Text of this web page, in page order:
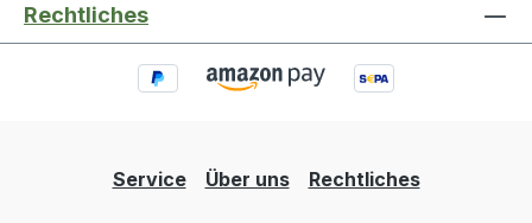
Rechtliches
Service Über uns Rechtliches